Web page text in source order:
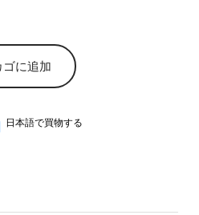
ゴに追加
日本語で買物する